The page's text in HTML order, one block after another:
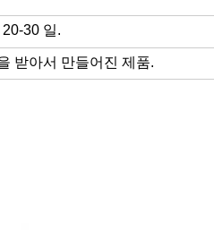
30 일.
받아서 만들어진 제품.